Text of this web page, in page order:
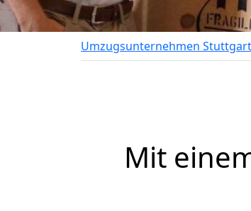
Umzugsunternehmen Stuttgart
Mit